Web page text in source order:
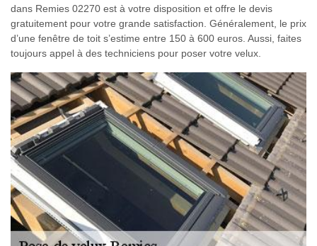
dans Remies 02270 est à votre disposition et offre le devis
gratuitement pour votre grande satisfaction. Généralement, le prix
d’une fenêtre de toit s’estime entre 150 à 600 euros. Aussi, faites
toujours appel à des techniciens pour poser votre velux.